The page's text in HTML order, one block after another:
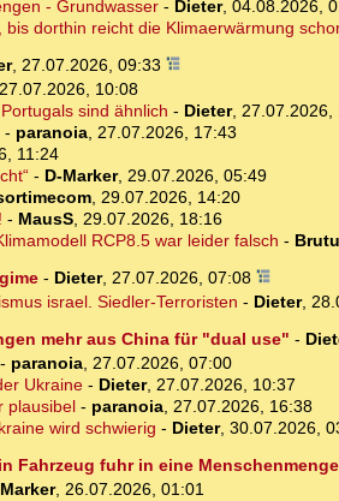
- Grundwasser- Dieter, 04.08.2026,
dorthin reicht die Klimaerwärmung
, 27.07.2026, 09:33
27.07.2026, 10:08
sind ähnlich - Dieter, 27.07.2026,
- paranoia, 27.07.2026, 17:43
11:24
- D-Marker, 29.07.2026, 05:49
, 29.07.2026, 14:20
- MausS, 29.07.2026, 18:16
RCP8.5 war leider falsch -
- Dieter, 27.07.2026, 07:08
israel. Siedler-Terroristen - Dieter,
mehr aus China für "dual use" -
- paranoia, 27.07.2026, 07:00
Ukraine- Dieter, 27.07.2026, 10:37
plausibel- paranoia, 27.07.2026, 16:38
wird schwierig - Dieter, 30.07.2026,
Fahrzeug fuhr in eine
, 26.07.2026, 01:01